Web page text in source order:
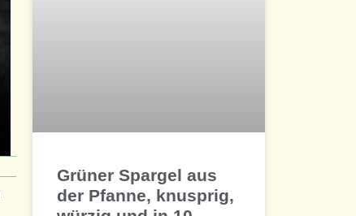
Grüner Spargel aus
der Pfanne, knusprig,